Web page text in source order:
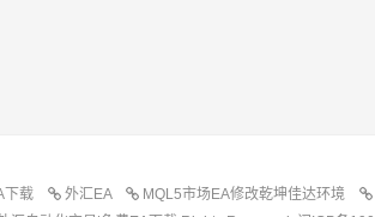
下载 外汇EA MQL5市场EA修改乾坤佳达环境